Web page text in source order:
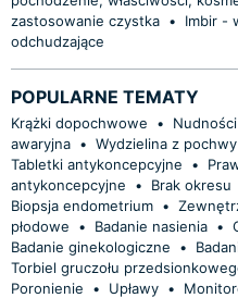
zastosowanie czystka •
Imbir -
odchudzające
POPULARNE TEMATY
Krążki dopochwowe • Nudności
awaryjna • Wydzielina z pochwy
Tabletki antykoncepcyjne
•
antykoncepcyjne
• Brak okresu
Biopsja endometrium •
płodowe
• Badanie nasienia •
Badanie ginekologiczne
•
Torbiel gruczołu
Poronienie
• Upławy •